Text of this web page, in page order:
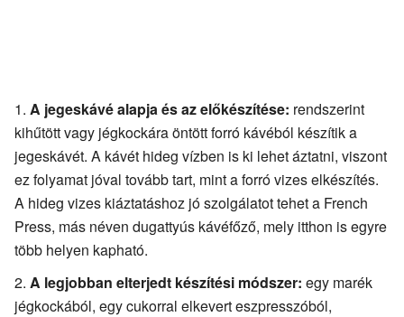
A jegeskávé alapja és az előkészítése: rendszerint
kihűtött vagy jégkockára öntött forró kávéból készítik a
jegeskávét. A kávét hideg vízben is ki lehet áztatni, viszont
ez folyamat jóval tovább tart, mint a forró vizes elkészítés.
A hideg vizes kiáztatáshoz jó szolgálatot tehet a French
Press, más néven dugattyús kávéfőző, mely itthon is egyre
több helyen kapható.
A legjobban elterjedt készítési módszer: egy marék
jégkockából, egy cukorral elkevert eszpresszóból,